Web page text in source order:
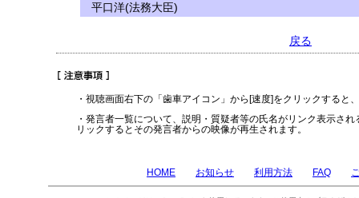
平口洋(法務大臣)
戻る
・視聴画面右下の「歯車アイコン」から[速度]をクリックすると
・発言者一覧について、説明・質疑者等の氏名がリンク表示さ
リックするとその発言者からの映像が再生されます。
HOME お知らせ 利用方法 FAQ